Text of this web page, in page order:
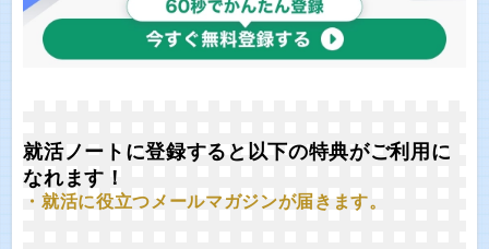
就活ノートに登録すると以下の特典がご利用に
なれます！
・就活に役立つメールマガジンが届きます。